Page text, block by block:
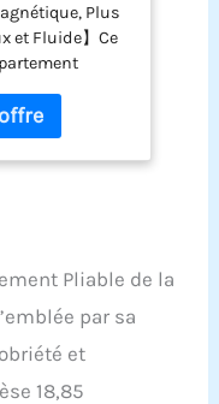
avec
LCD et
Pouls
Velo d
et
Plus
et Fluide】Ce
résistance
mis à jour
de
amélioré
et le
des
sans effort
Pliable de la
par sa
et
18,85